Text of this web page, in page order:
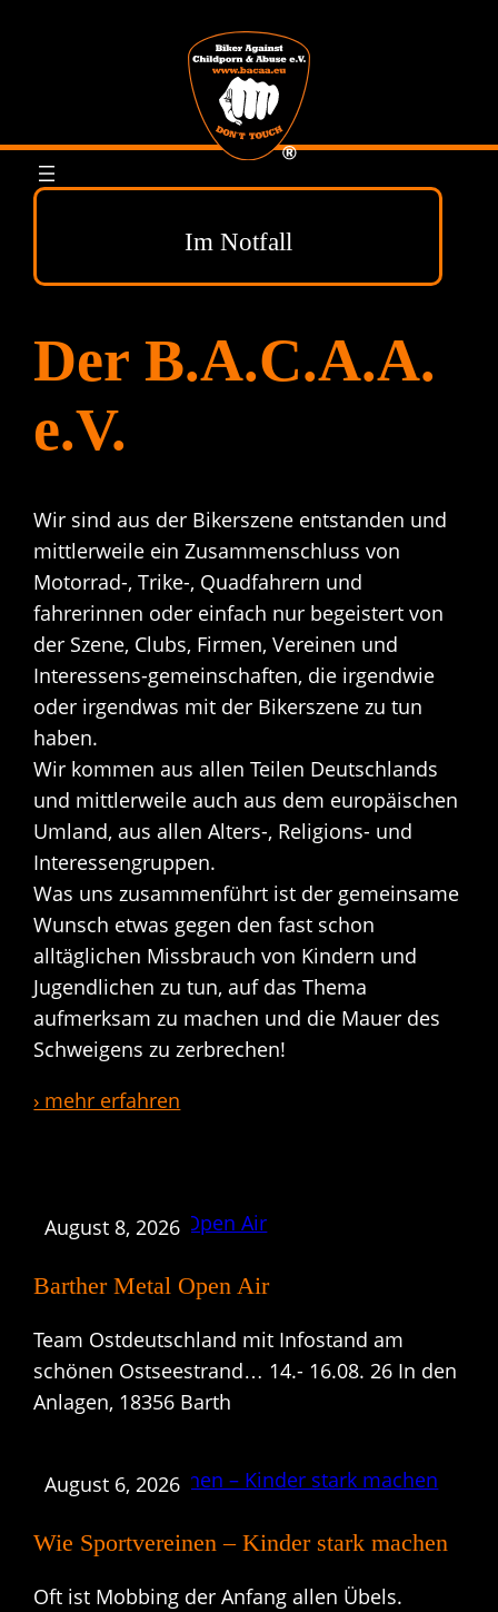
Im Notfall
Der B.A.C.A.A.
e.V.
Wir sind aus der Bikerszene entstanden und
mittlerweile ein Zusammenschluss von
Motorrad-, Trike-, Quadfahrern und
fahrerinnen oder einfach nur begeistert von
der Szene, Clubs, Firmen, Vereinen und
Interessens-gemeinschaften, die irgendwie
oder irgendwas mit der Bikerszene zu tun
haben.
Wir kommen aus allen Teilen Deutschlands
und mittlerweile auch aus dem europäischen
Umland, aus allen Alters-, Religions- und
Interessengruppen.
Was uns zusammenführt ist der gemeinsame
Wunsch etwas gegen den fast schon
alltäglichen Missbrauch von Kindern und
Jugendlichen zu tun, auf das Thema
aufmerksam zu machen und die Mauer des
Schweigens zu zerbrechen!
› mehr erfahren
August 8, 2026
Barther Metal Open Air
Team Ostdeutschland mit Infostand am
schönen Ostseestrand… 14.- 16.08. 26 In den
Anlagen, 18356 Barth
August 6, 2026
Wie Sportvereinen – Kinder stark machen
Oft ist Mobbing der Anfang allen Übels.